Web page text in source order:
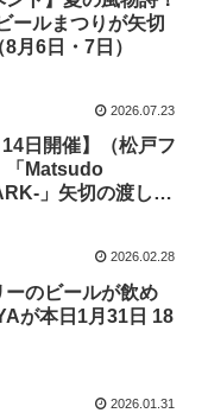
ールまつりが矢切
月6日・7日）
2026.07.23
14日開催】（松戸フ
「Matsudo
」矢切の渡し公
2026.02.28
ーのビールが飲め
が本日1月31日 18
2026.01.31